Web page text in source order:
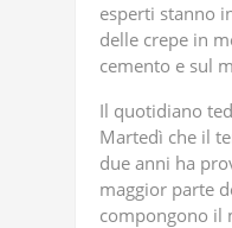
esperti stanno
delle crepe in
cemento e sul
Il quotidiano
Martedì che il
due anni ha
maggior parte
compongono il